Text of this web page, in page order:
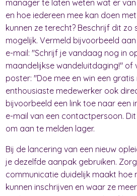
manager te laten weten wat er
en hoe iedereen mee kan doen
kunnen ze terecht? Beschrijf dit zo
mogelijk. Vermeld bijvoorbeeld
e-mail: "Schrijf je vandaag nog in
maandelijkse wandeluitdaging!" of
poster: "Doe mee en win een
enthousiaste medewerker ook
bijvoorbeeld een link toe naar een
e-mail van een contactpersoon.
om aan te melden lager.
Bij de lancering van een nieuw
je dezelfde aanpak gebruiken.
communicatie duidelijk maakt hoe
kunnen inschrijven en waar ze